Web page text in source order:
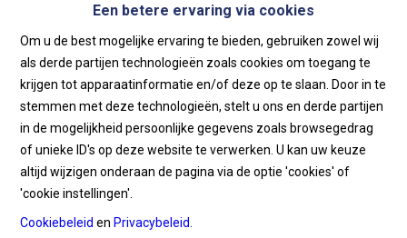
Een betere ervaring via cookies
Om u de best mogelijke ervaring te bieden, gebruiken zowel wij
als derde partijen technologieën zoals cookies om toegang te
krijgen tot apparaatinformatie en/of deze op te slaan. Door in te
stemmen met deze technologieën, stelt u ons en derde partijen
in de mogelijkheid persoonlijke gegevens zoals browsegedrag
of unieke ID's op deze website te verwerken. U kan uw keuze
altijd wijzigen onderaan de pagina via de optie 'cookies' of
'cookie instellingen'.
Cookiebeleid en Privacybeleid
9750 Huise Ref: 5884 € 285.000